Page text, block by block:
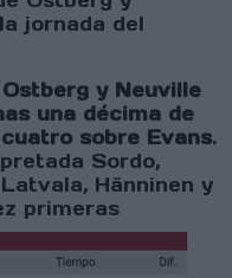
jornada del
Ostberg y Neuville
una décima de
sobre Evans.
Sordo,
Hänninen y
primeras